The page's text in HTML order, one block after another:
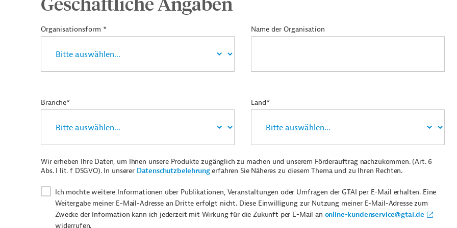
Organisationsform * Name der Organisation
Branche* Land*
Wir erheben Ihre Daten, um Ihnen unsere Produkte zugänglich zu machen und unserem Förderauftrag nachzukommen. (Art. 6
Abs. I lit. f DSGVO). In unserer Datenschutzbelehrungerfahren Sie Näheres zu diesem Thema und zu Ihren Rechten.
Ich möchte weitere Informationen über Publikationen, Veranstaltungen oder Umfragen der GTAI per E-Mail erhalten. Eine
Weitergabe meiner E-Mail-Adresse an Dritte erfolgt nicht. Diese Einwilligung zur Nutzung meiner E-Mail-Adresse zum
Zwecke der Information kann ich jederzeit mit Wirkung für die Zukunft per E-Mail an online-kundenservice@gtai.de
widerrufen.